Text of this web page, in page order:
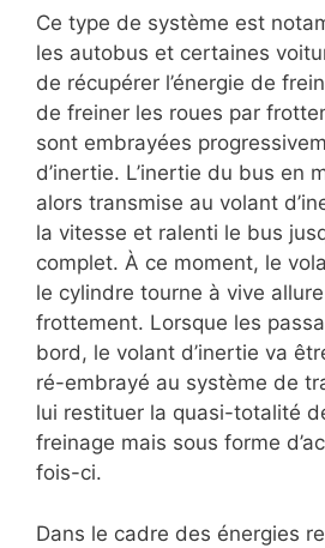
Ce type de système est
les autobus et certaines
de récupérer l’énergie de
de freiner les roues par
sont embrayées
d’inertie. L’inertie du bus en
alors transmise au volant
la vitesse et ralenti le bus
complet. À ce moment, le
le cylindre tourne à vive
frottement. Lorsque les
bord, le volant d’inertie va
ré-embrayé au système de
lui restituer la quasi-totalité
freinage mais sous forme
fois-ci.
Dans le cadre des énergies